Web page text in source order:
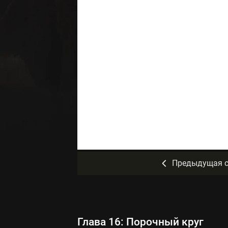
Предыдущая
Глава 16: Порочный круг